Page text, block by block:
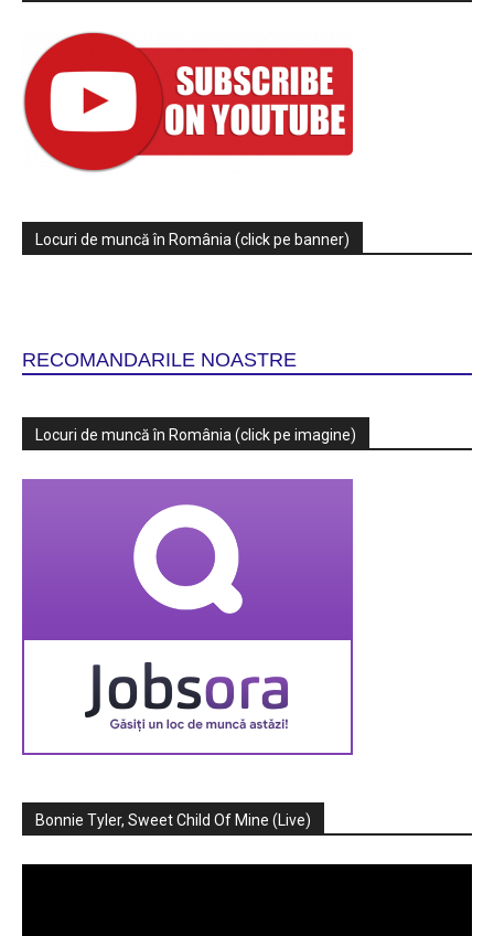
Locuri de muncă în România (click pe banner)
RECOMANDARILE NOASTRE
Locuri de muncă în România (click pe imagine)
Bonnie Tyler, Sweet Child Of Mine (Live)